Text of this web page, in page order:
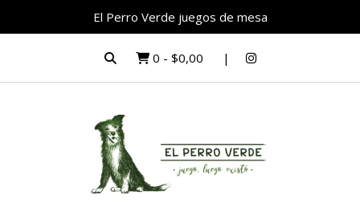
El Perro Verde juegos de mesa
0 - $0,00